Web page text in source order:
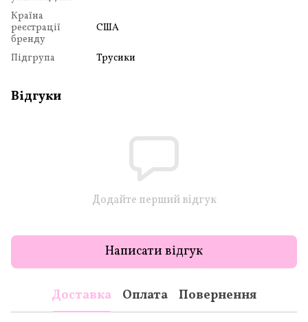
Країна
реєстрації
бренду
США
Підгрупа Трусики
Відгуки
Додайте перший відгук
Написати відгук
Доставка Оплата Повернення